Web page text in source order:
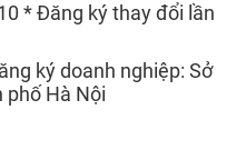
* Đăng ký thay đổi lần
ký doanh nghiệp: Sở
phố Hà Nội